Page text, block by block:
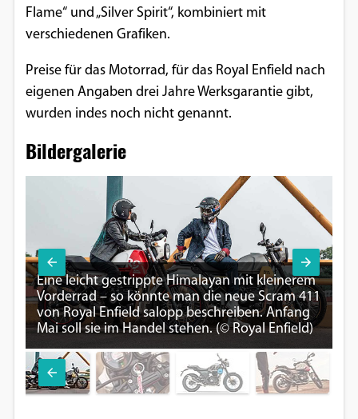
Flame“ und „Silver Spirit“, kombiniert mit
verschiedenen Grafiken.
Preise für das Motorrad, für das Royal Enfield nach
eigenen Angaben drei Jahre Werksgarantie gibt,
wurden indes noch nicht genannt.
Bildergalerie
Eine leicht gestrippte Himalayan mit kleinerem
Vorderrad – so könnte man die neue Scram 411
von Royal Enfield salopp beschreiben. Anfang
Mai soll sie im Handel stehen. (© Royal Enfield)